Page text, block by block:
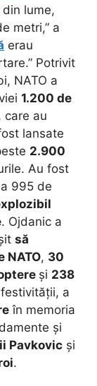
din lume,
metri,” a
erau
Potrivit
NATO a
1.200 de
care au
lansate
2.900
Au fost
995 de
. Ojdanic a
să
NATO, 30
și 238
a
în memoria
și
Pavkovic și
.